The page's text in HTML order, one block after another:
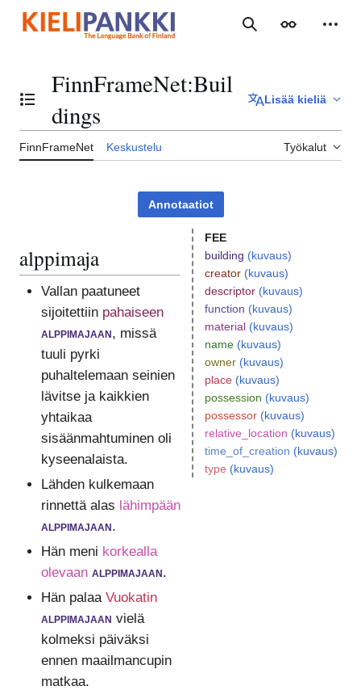
sisältöön
Haku Ulkoasu
Vaihda sisällysluettelo
FinnFrameNet:Buil
dings
Lisää kieliä
FinnFrameNet Keskustelu Työkalut
Annotaatiot
alppimaja
Vallan paatuneet
sijoitettiin pahaiseen
alppimajaan, missä
tuuli pyrki
puhaltelemaan seinien
lävitse ja kaikkien
yhtaikaa
sisäänmahtuminen oli
kyseenalaista.
Lähden kulkemaan
rinnettä alas lähimpään
alppimajaan.
Hän meni korkealla
olevaan alppimajaan.
Hän palaa Vuokatin
alppimajaan vielä
kolmeksi päiväksi
ennen maailmancupin
matkaa.
FEE
building (kuvaus)
creator (kuvaus)
descriptor (kuvaus)
function (kuvaus)
material (kuvaus)
name (kuvaus)
owner (kuvaus)
place (kuvaus)
possession (kuvaus)
possessor (kuvaus)
relative_location (kuvaus)
time_of_creation (kuvaus)
type (kuvaus)